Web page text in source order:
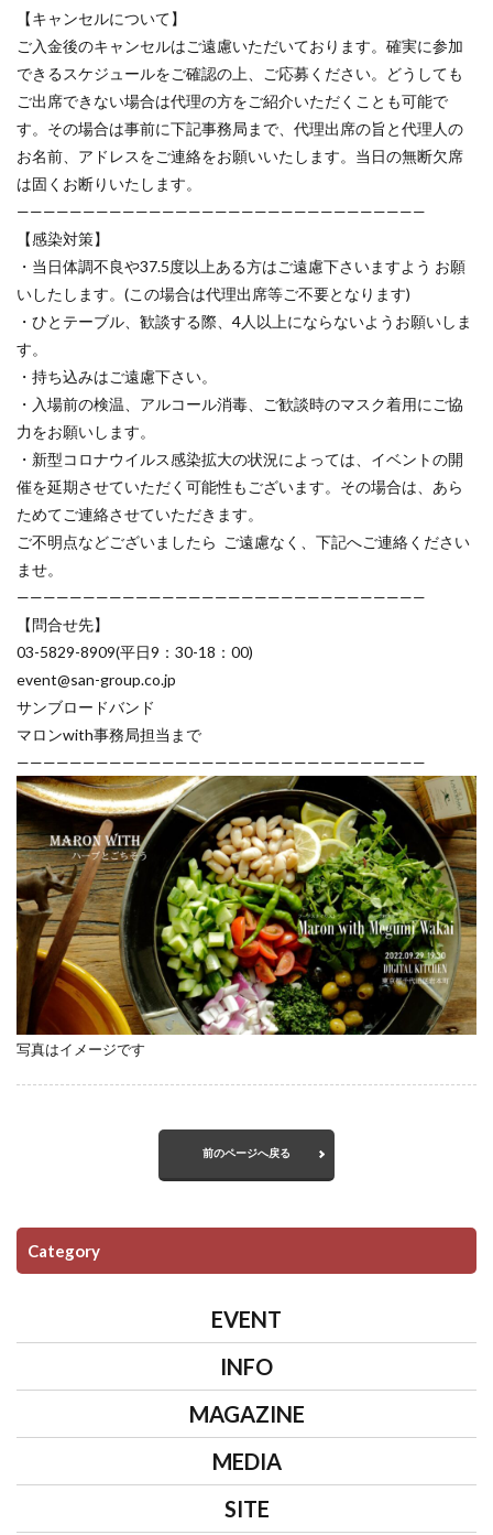
【キャンセルについて】
ご入金後のキャンセルはご遠慮いただいております。確実に参加
できるスケジュールをご確認の上、ご応募ください。どうしても
ご出席できない場合は代理の方をご紹介いただくことも可能で
す。その場合は事前に下記事務局まで、代理出席の旨と代理人の
お名前、アドレスをご連絡をお願いいたします。当日の無断欠席
は固くお断りいたします。
———————————————————————————————
【感染対策】
・当日体調不良や37.5度以上ある方はご遠慮下さいますよう お願
いしたします。(この場合は代理出席等ご不要となります)
・ひとテーブル、歓談する際、4人以上にならないようお願いしま
す。
・持ち込みはご遠慮下さい。
・入場前の検温、アルコール消毒、ご歓談時のマスク着用にご協
力をお願いします。
・新型コロナウイルス感染拡大の状況によっては、イベントの開
催を延期させていただく可能性もございます。その場合は、あら
ためてご連絡させていただきます。
ご不明点などございましたら ご遠慮なく、下記へご連絡ください
ませ。
———————————————————————————————
【問合せ先】
03-5829-8909(平日9：30-18：00)
event@san-group.co.jp
サンブロードバンド
マロンwith事務局担当まで
———————————————————————————————
写真はイメージです
前のページへ戻る
Category
EVENT
INFO
MAGAZINE
MEDIA
SITE